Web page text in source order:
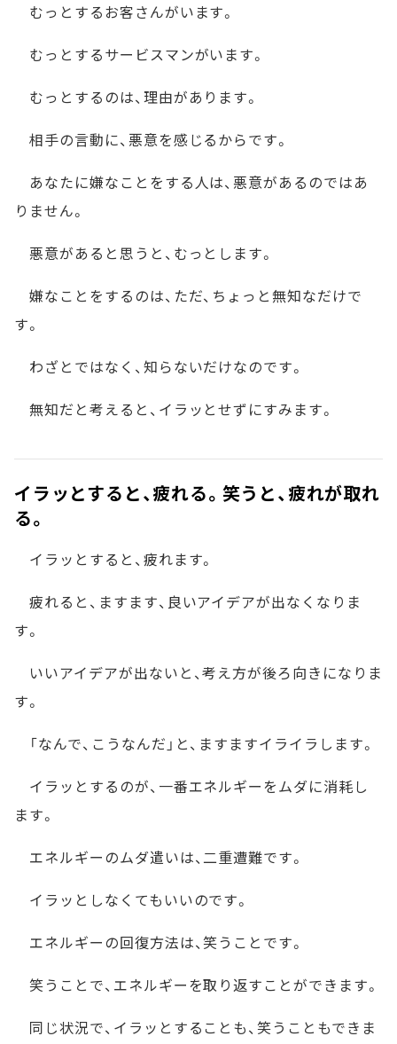
むっとするお客さんがいます。
むっとするサービスマンがいます。
むっとするのは、理由があります。
相手の言動に、悪意を感じるからです。
あなたに嫌なことをする人は、悪意があるのではあ
りません。
悪意があると思うと、むっとします。
嫌なことをするのは、ただ、ちょっと無知なだけで
す。
わざとではなく、知らないだけなのです。
無知だと考えると、イラッとせずにすみます。
イラッとすると、疲れる。笑うと、疲れが取れ
る。
イラッとすると、疲れます。
疲れると、ますます、良いアイデアが出なくなりま
す。
いいアイデアが出ないと、考え方が後ろ向きになりま
す。
「なんで、こうなんだ」と、ますますイライラします。
イラッとするのが、一番エネルギーをムダに消耗し
ます。
エネルギーのムダ遣いは、二重遭難です。
イラッとしなくてもいいのです。
エネルギーの回復方法は、笑うことです。
笑うことで、エネルギーを取り返すことができます。
同じ状況で、イラッとすることも、笑うこともできま